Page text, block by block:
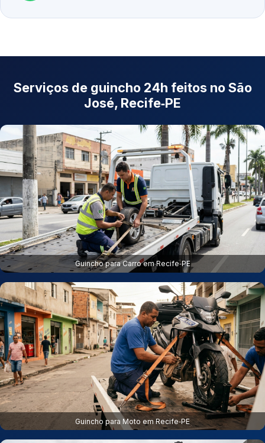
Serviços de guincho 24h feitos no São
José, Recife‑PE
Guincho para Carro em Recife‑PE
Guincho para Moto em Recife‑PE